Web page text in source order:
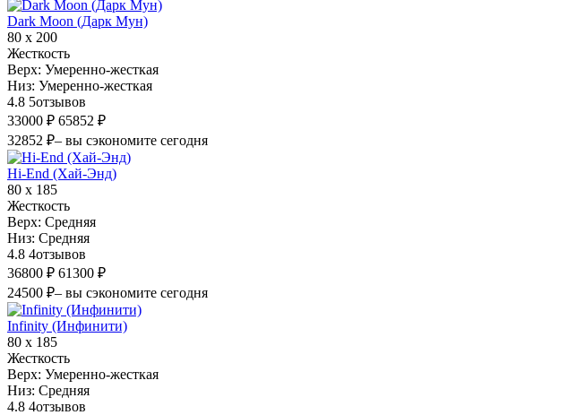
Dark Moon (Дарк Мун)
80 х 200
Жесткость
Верх: Умеренно-жесткая
Низ: Умеренно-жесткая
4.8 5отзывов
33000 ₽ 65852 ₽
32852 ₽– вы сэкономите сегодня
Hi-End (Хай-Энд)
80 х 185
Жесткость
Верх: Средняя
Низ: Средняя
4.8 4отзывов
36800 ₽ 61300 ₽
24500 ₽– вы сэкономите сегодня
Infinity (Инфинити)
80 х 185
Жесткость
Верх: Умеренно-жесткая
Низ: Средняя
4.8 4отзывов